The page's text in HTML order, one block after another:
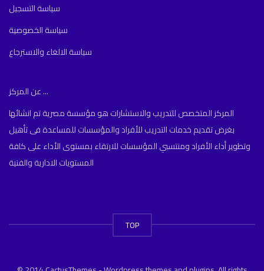
سياسة التسجيل
سياسة الخصوصية
سياسة الالغاء والاسترجاع
عن المركز ...
المركز المتخصص للتدريب والاستشارات هو مؤسسة مصرية تم انشائها
بغرض تقديم خدمات التدريب للأفراد والمؤسسات للمساعدة فى تأهيل
وتطوير أداء الأفراد ومنتسبي المؤسسات للارتقاء بمستوى الأداء على كافة
المستويات الادارية والفنية
TOP